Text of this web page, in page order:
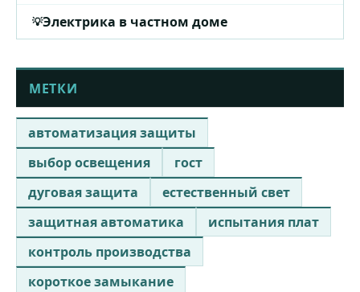
Электрика в частном доме
МЕТКИ
автоматизация защиты
выбор освещения
гост
дуговая защита
естественный свет
защитная автоматика
испытания плат
контроль производства
короткое замыкание